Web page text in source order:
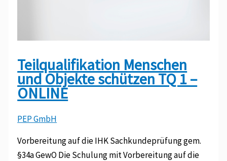
Teilqualifikation Menschen
und Objekte schützen TQ 1 –
ONLINE
PEP GmbH
Vorbereitung auf die IHK Sachkundeprüfung gem.
§34a GewO Die Schulung mit Vorbereitung auf die